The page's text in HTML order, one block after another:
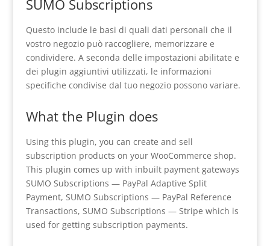
SUMO Subscriptions
Questo include le basi di quali dati personali che il
vostro negozio può raccogliere, memorizzare e
condividere. A seconda delle impostazioni abilitate e
dei plugin aggiuntivi utilizzati, le informazioni
specifiche condivise dal tuo negozio possono variare.
What the Plugin does
Using this plugin, you can create and sell
subscription products on your WooCommerce shop.
This plugin comes up with inbuilt payment gateways
SUMO Subscriptions — PayPal Adaptive Split
Payment, SUMO Subscriptions — PayPal Reference
Transactions, SUMO Subscriptions — Stripe which is
used for getting subscription payments.